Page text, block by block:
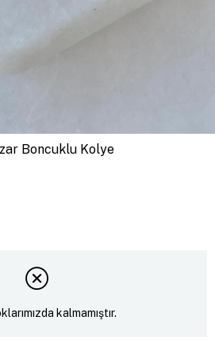
Boncuklu Kolye
kalmamıştır.